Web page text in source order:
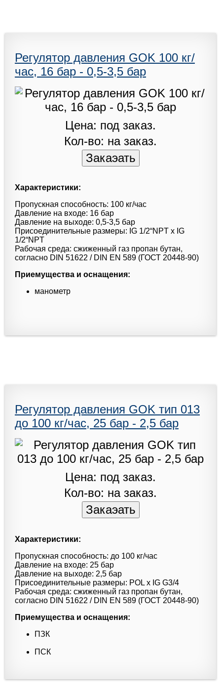
Регулятор давления GOK 100 кг/
час, 16 бар - 0,5-3,5 бар
Цена: под заказ.
Кол-во: на заказ.
Характеристики:
Пропускная способность: 100 кг/час
Давление на входе: 16 бар
Давление на выходе: 0,5-3,5 бар
Присоединительные размеры: IG 1/2“NPT x IG
1/2“NPT
Рабочая среда: сжиженный газ пропан бутан,
согласно DIN 51622 / DIN EN 589 (ГОСТ 20448-90)
Приемущества и оснащения:
манометр
Регулятор давления GOK тип 013
до 100 кг/час, 25 бар - 2,5 бар
Цена: под заказ.
Кол-во: на заказ.
Характеристики:
Пропускная способность: до 100 кг/час
Давление на входе: 25 бар
Давление на выходе: 2,5 бар
Присоединительные размеры: POL x IG G3/4
Рабочая среда: сжиженный газ пропан бутан,
согласно DIN 51622 / DIN EN 589 (ГОСТ 20448-90)
Приемущества и оснащения:
ПЗК
ПСК